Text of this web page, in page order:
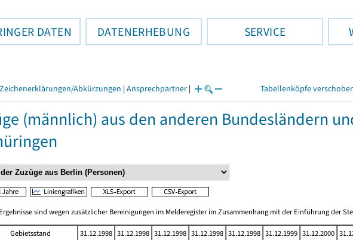
DATEN DATENERHEBUNG SERVICE
Zeichenerklärungen/Abkürzungen | Ansprechpartner | Tabellenköpfe
(männlich) aus den anderen Bundesländern
sind wegen zusätzlicher Bereinigungen im Melderegister im Zusammenhang mit der Einführung der
Gebietsstand 31.12.1998 31.12.1998 31.12.1998 31.12.1998 31.12.1998 31.12.1999 31.12.2000